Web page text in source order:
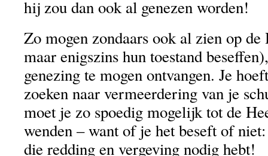
hij zou dan ook al genezen worden!
Zo mogen zondaars ook al zien op de
maar enigszins hun toestand
genezing te mogen ontvangen. Je
zoeken naar vermeerdering van je
moet je zo spoedig mogelijk tot de
wenden – want of je het beseft of
die redding en vergeving nodig hebt!